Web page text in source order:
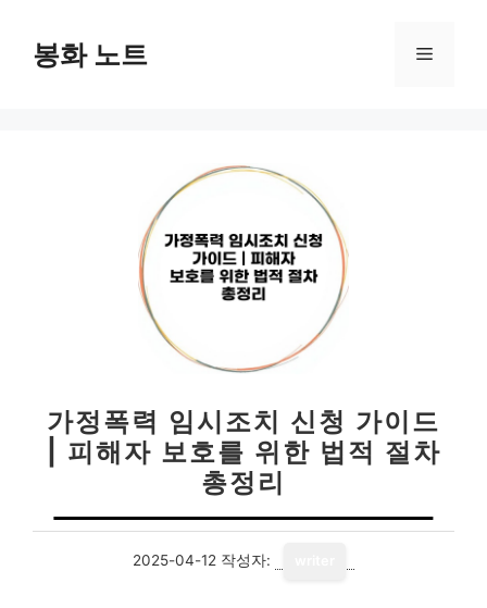
봉화 노트 메
가정폭력 임시조치 신청 가이드
| 피해자 보호를 위한 법적 절차
총정리
2025-04-12 작성자: